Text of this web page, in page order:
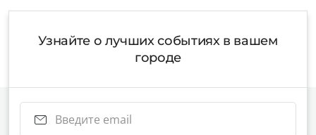
Узнайте о лучших событиях в вашем
городе